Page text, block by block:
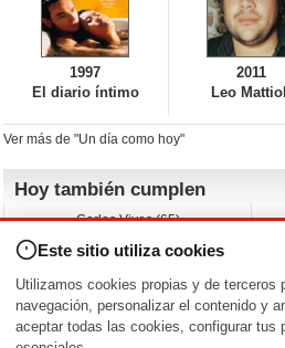
1997
El diario íntimo
2011
Leo
Ver más de "Un día como hoy"
Hoy también cumplen
Carlos Vives (65)
Nicholas Ray (-)
Charlize Theron (51)
Maggie Wheeler (65)
Nacimientos y estrenos en la
Este sitio utiliza cookies
Utilizamos cookies propias y de terceros
navegación, personalizar el contenido y
aceptar todas las cookies, configurar tus